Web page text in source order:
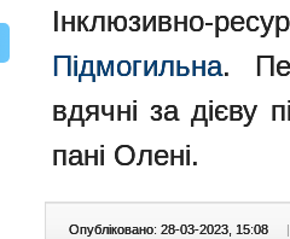
Інклюзивно-
Підмогильна.
вдячні за дієву
пані Олені.
Опубліковано: 28-03-2023, 15:08 |